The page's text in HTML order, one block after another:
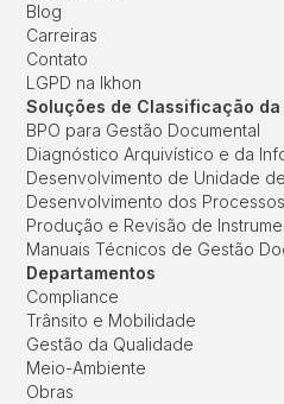
Blog
Carreiras
Contato
LGPD na Ikhon
Soluções de Classificação
BPO para Gestão Documental
Diagnóstico Arquivístico e da
Desenvolvimento de Unidade
Desenvolvimento dos
Produção e Revisão de
Manuais Técnicos de Gestão
Departamentos
Compliance
Trânsito e Mobilidade
Gestão da Qualidade
Meio-Ambiente
Obras